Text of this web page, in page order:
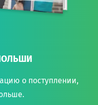
о поступлении,